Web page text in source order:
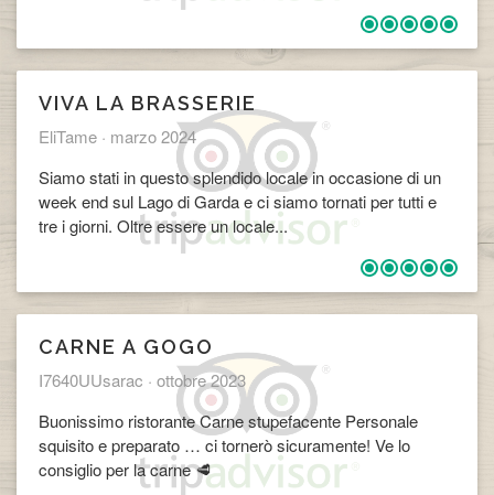
VIVA LA BRASSERIE
​EliTame · marzo 2024
Siamo stati in questo splendido locale in occasione di un
week end sul Lago di Garda e ci siamo tornati per tutti e
tre i giorni. Oltre essere un locale...
CARNE A GOGO
I7640UUsarac · ottobre 2023
Buonissimo ristorante Carne stupefacente Personale
squisito e preparato … ci tornerò sicuramente! Ve lo
consiglio per la carne 🥩